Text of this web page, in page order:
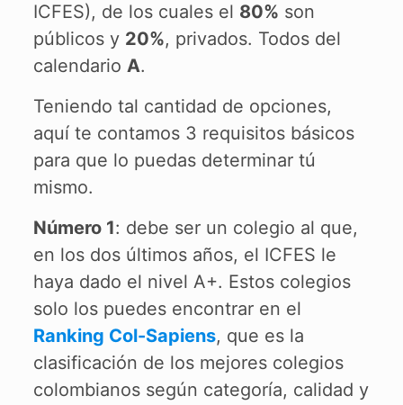
ICFES), de los cuales el 80% son
públicos y 20%, privados. Todos del
calendario A.
Teniendo tal cantidad de opciones,
aquí te contamos 3 requisitos básicos
para que lo puedas determinar tú
mismo.
Número 1: debe ser un colegio al que,
en los dos últimos años, el ICFES le
haya dado el nivel A+. Estos colegios
solo los puedes encontrar en el
Ranking Col-Sapiens, que es la
clasificación de los mejores colegios
colombianos según categoría, calidad y